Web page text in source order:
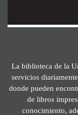
La biblioteca de la
servicios
donde pueden
de libros
conocimiento,